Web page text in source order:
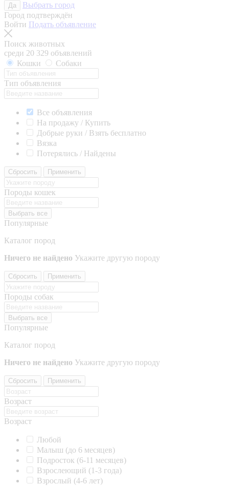
Да
Выбрать город
Город подтверждён
Войти Подать объявление
Поиск животных
среди 20 329 объявлений
Кошки
Собаки
Тип объявления
Все объявления
На продажу / Купить
Добрые руки / Взять бесплатно
Вязка
Потерялись / Найдены
Сбросить Применить
Породы кошек
Выбрать все
Популярные
Каталог пород
Ничего не найдено Укажите другую породу
Сбросить Применить
Породы собак
Выбрать все
Популярные
Каталог пород
Ничего не найдено Укажите другую породу
Сбросить Применить
Возраст
Возраст
Любой
Малыш (до 6 месяцев)
Подросток (6-11 месяцев)
Взрослеющий (1-3 года)
Взрослый (4-6 лет)